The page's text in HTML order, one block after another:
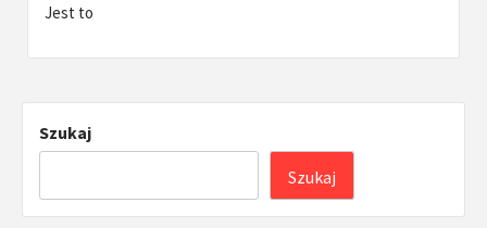
Jest to
Szukaj
Szukaj